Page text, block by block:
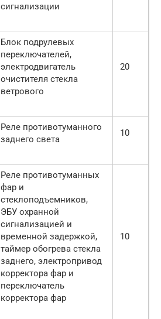
сигнализации
Блок подрулевых
переключателей,
электродвигатель
очистителя стекла
ветрового
20
Реле противотуманного
заднего света
10
Реле противотуманных
фар и
стеклоподъемников,
ЭБУ охранной
сигнализацией и
временной задержкой,
таймер обогрева стекла
заднего, электропривод
корректора фар и
переключатель
корректора фар
10